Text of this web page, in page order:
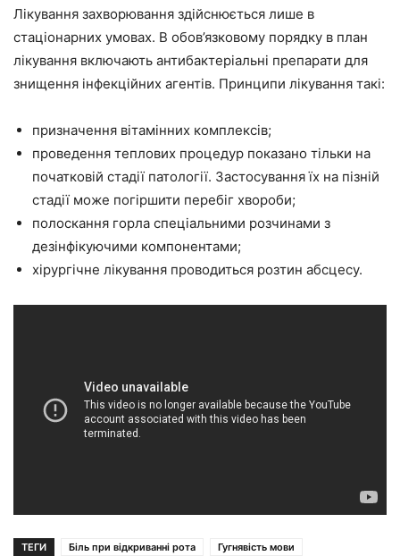
Лікування захворювання здійснюється лише в
стаціонарних умовах. В обов’язковому порядку в план
лікування включають антибактеріальні препарати для
знищення інфекційних агентів. Принципи лікування такі:
призначення вітамінних комплексів;
проведення теплових процедур показано тільки на
початковій стадії патології. Застосування їх на пізній
стадії може погіршити перебіг хвороби;
полоскання горла спеціальними розчинами з
дезінфікуючими компонентами;
хірургічне лікування проводиться розтин абсцесу.
ТЕГИ Біль при відкриванні рота
Гугнявість мови